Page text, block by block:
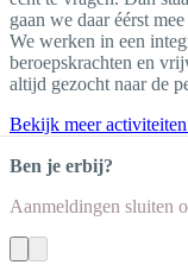
gaan we daar éérst
We werken in een
beroepskrachten en
altijd gezocht naar de
Bekijk meer
Ben je erbij?
Aanmeldingen sluiten